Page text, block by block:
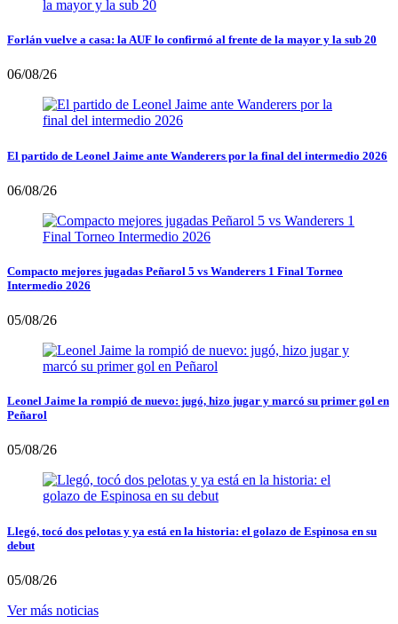
Forlán vuelve a casa: la AUF lo confirmó al frente de la mayor y la sub 20
06/08/26
El partido de Leonel Jaime ante Wanderers por la final del intermedio 2026
06/08/26
Compacto mejores jugadas Peñarol 5 vs Wanderers 1 Final Torneo
Intermedio 2026
05/08/26
Leonel Jaime la rompió de nuevo: jugó, hizo jugar y marcó su primer gol en
Peñarol
05/08/26
Llegó, tocó dos pelotas y ya está en la historia: el golazo de Espinosa en su
debut
05/08/26
Ver más noticias